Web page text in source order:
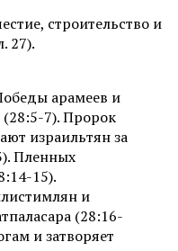
строительство и
27).
арамеев и
7). Пророк
израильтян за
Пленных
15).
и
(28:16-
и затворяет